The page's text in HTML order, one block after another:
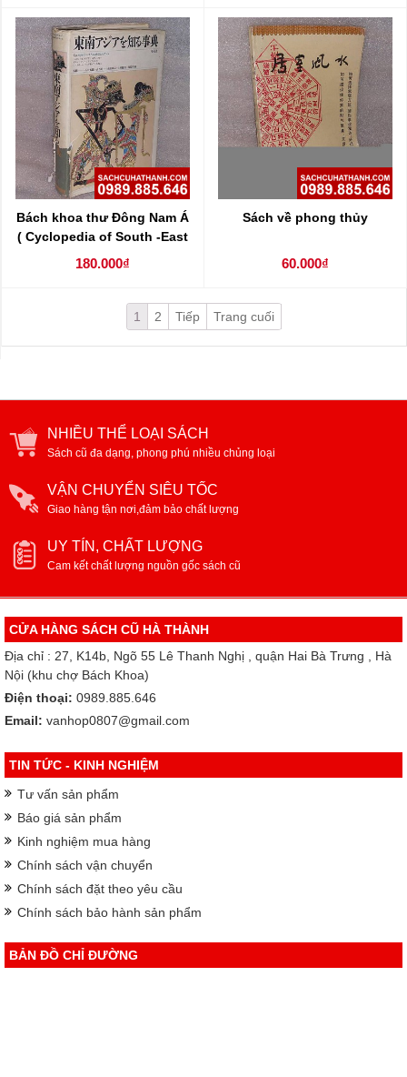
Bách khoa thư Đông Nam Á
( Cyclopedia of South -East
Asia )
180.000₫
Sách về phong thủy
60.000₫
1 2 Tiếp Trang cuối
NHIỀU THỂ LOẠI SÁCH
Sách cũ đa dạng, phong phú nhiều chủng loại
VẬN CHUYỂN SIÊU TỐC
Giao hàng tận nơi,đảm bảo chất lượng
UY TÍN, CHẤT LƯỢNG
Cam kết chất lượng nguồn gốc sách cũ
CỬA HÀNG SÁCH CŨ HÀ THÀNH
Địa chỉ : 27, K14b, Ngõ 55 Lê Thanh Nghị , quận Hai Bà Trưng , Hà
Nội (khu chợ Bách Khoa)
Điện thoại: 0989.885.646
Email: vanhop0807@gmail.com
TIN TỨC - KINH NGHIỆM
Tư vấn sản phẩm
Báo giá sản phẩm
Kinh nghiệm mua hàng
Chính sách vận chuyển
Chính sách đặt theo yêu cầu
Chính sách bảo hành sản phẩm
BẢN ĐỒ CHỈ ĐƯỜNG